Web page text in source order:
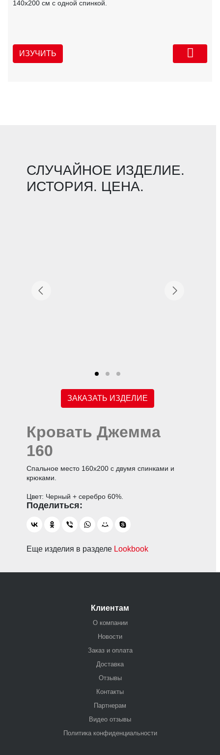
140х200 см с одной спинкой.
ИЗУЧИТЬ
СЛУЧАЙНОЕ ИЗДЕЛИЕ.
ИСТОРИЯ. ЦЕНА.
ЗАКАЗАТЬ ИЗДЕЛИЕ
Кровать Джемма
160
Спальное место 160х200 с двумя спинками и
крюками.
Цвет: Черный + серебро 60%.
Еще изделия в разделе Lookbook
Клиентам
О компании
Новости
Заказ и оплата
Доставка
Отзывы
Контакты
Партнерам
Видео отзывы
Политика конфиденциальности